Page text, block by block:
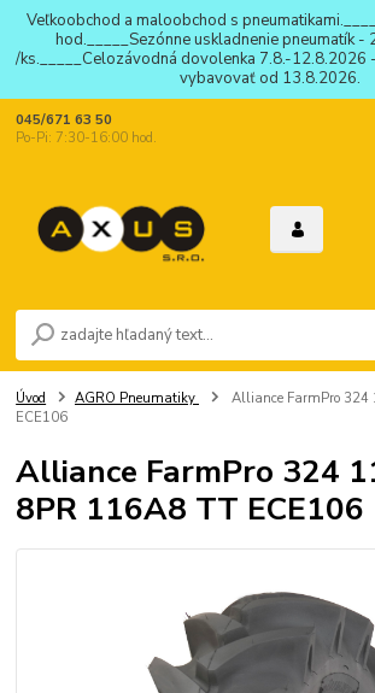
Veľkoobchod a maloobchod s
hod._____Sezónne uskladnenie pneumatík -
/ks._____Celozávodná dovolenka 7.8.-12.8.2026
vybavovať od 13.8.2026.
045/671 63 50
Po-Pi: 7:30-16:00 hod.
Úvod AGRO Pneumatiky
Alliance FarmPro
ECE106
Alliance FarmPro 324
8PR 116A8 TT ECE106